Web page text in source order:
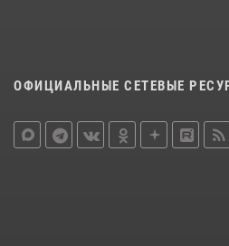
ОФИЦИАЛЬНЫЕ СЕТЕВЫЕ